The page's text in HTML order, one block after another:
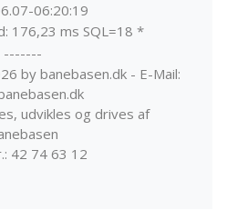
06:20:19
176,23 ms SQL=18 *
-------
by banebasen.dk - E-Mail:
udvikles og drives af
42 74 63 12